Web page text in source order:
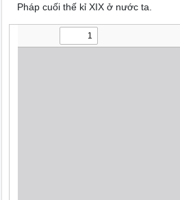
Pháp cuối thế kỉ XIX ở nước ta.